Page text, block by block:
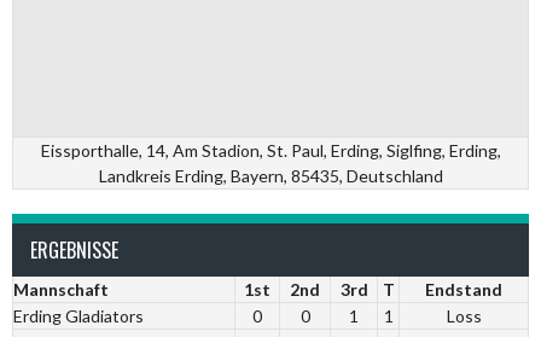
Eissporthalle, 14, Am Stadion, St. Paul, Erding, Siglfing, Erding,
Landkreis Erding, Bayern, 85435, Deutschland
ERGEBNISSE
Mannschaft 1st 2nd 3rd T
Endstand
Erding Gladiators
0 0 1 1
Loss